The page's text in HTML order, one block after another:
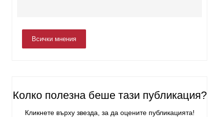
Всички мнения
Колко полезна беше тази публикация?
Кликнете върху звезда, за да оцените публикацията!